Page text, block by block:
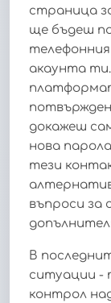
страница
ще бъдеш
акаунта
докажеш
нова
тези
въпроси за
В
ситуации -
контрол